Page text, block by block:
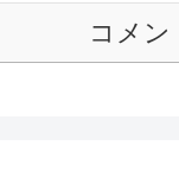
コメン